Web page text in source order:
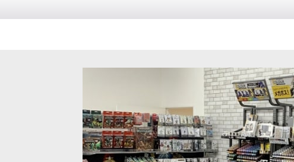
[ファレホ：ブラシ] エフェクトブラシ 4【人工毛】
[B04004]
583円(税込)